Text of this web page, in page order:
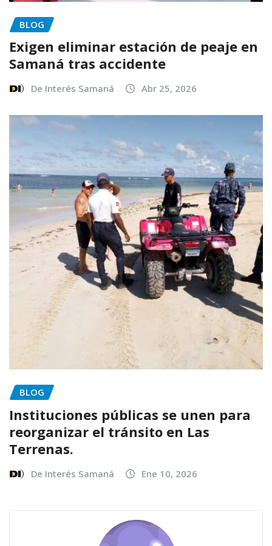
BLOG
Exigen eliminar estación de peaje en
Samaná tras accidente
De Interés Samaná Abr 25, 2026
BLOG
Instituciones públicas se unen para
reorganizar el tránsito en Las
Terrenas.
De Interés Samaná Ene 10, 2026